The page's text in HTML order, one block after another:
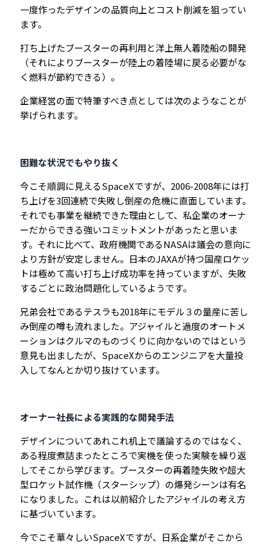
一度作ったデザインの品質向上とコスト削減を狙ってい
ます。
打ち上げたブースターの再利用と洋上無人着陸船の開発
（それによりブースターが陸上の着陸場に戻る必要がな
く燃料が節約できる）。
企業経営の面で特筆すべき点としては次のようなことが
挙げられます。
困難な状況でもやり抜く
今こそ順調に見えるSpaceXですが、2006-2008年には打
ち上げを3回連続で失敗し倒産の危機に直面しています。
それでも事業を継続できた理由として、私企業のオーナ
ーだからできる強いコミットメントがあったと思いま
す。それに比べて、政府機関であるNASAは議会の意向に
より方針が安定しません。日本のJAXAが持つ国産ロケッ
トは極めて高い打ち上げ成功率を持っていますが、失敗
するごとに政治問題化しているようです。
兄弟会社であるテスラも2018年にモデル３の量産に苦し
み倒産の噂も流れました。アジャイルと過度のオートメ
ーションはクルマのものづくりに向かないのではという
意見も出ましたが、SpaceXからのエンジニアを大量投
入してなんとか切り抜けています。
オーナー社長による実践的な開発手法
デザインについてあれこれ机上で議論するのではなく、
ある程度煮詰まったところで実機を使った実験を繰り返
してそこから学びます。ブースターの再着陸失敗や超大
型ロケット試作機（スターシップ）の爆発シーンは有名
になりました。これは以前紹介したアジャイルの考え方
に基づいています。
今でこそ華々しいSpaceXですが、日系企業がそこから